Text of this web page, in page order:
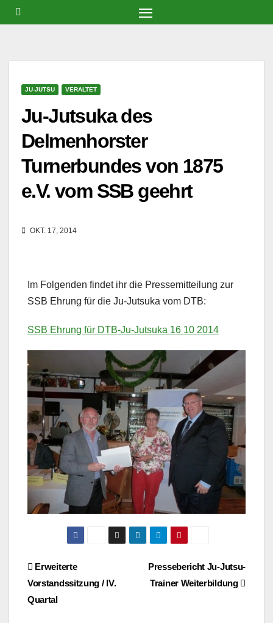
Zum
Inhalt
JU-JUTSU VERALTET
Ju-Jutsuka des
Delmenhorster
Turnerbundes von 1875
e.V. vom SSB geehrt
OKT. 17, 2014
Im Folgenden findet ihr die Pressemitteilung zur
SSB Ehrung für die Ju-Jutsuka vom DTB:
SSB Ehrung für DTB-Ju-Jutsuka 16 10 2014
BeitragsnavigationPressebericht Ju-Jutsu-
Trainer Weiterbildung
Erweiterte
Vorstandssitzung / IV.
Quartal